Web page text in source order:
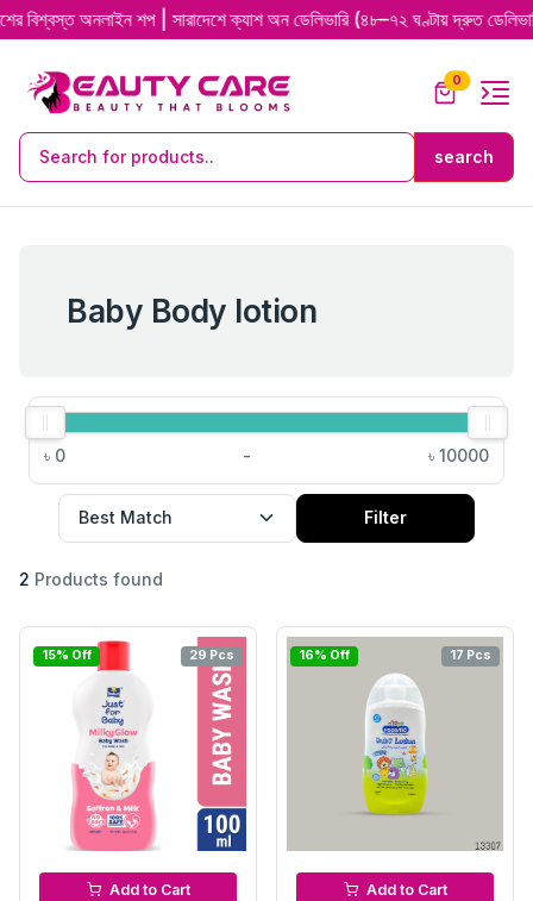
অনলাইন শপ | সারাদেশে ক্যাশ অন ডেলিভারি (৪৮–৭২ ঘণ্টায় দ্রুত
0
Baby Body lotion
৳ 0 - ৳ 10000
Filter
2 Products found
15% Off 29 Pcs
Baby Body lotion
Add to Cart
16% Off 17 Pcs
Baby Body lotion
Add to Cart